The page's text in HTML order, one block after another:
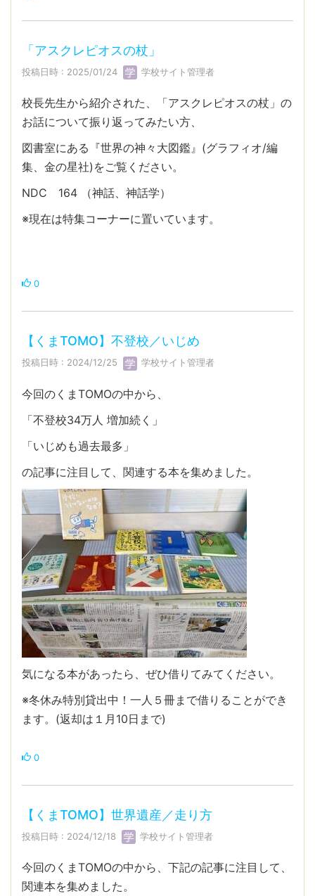
「アスクレピオスの杖」
投稿日時 : 2025/01/24 学校サイト管理者
校長先生から紹介された、「アスクレピオスの杖」の
お話について振り返ってみたい方、
図書室にある『世界の神々大図鑑』(グラフィオ/編
集、金の星社)をご覧ください。
NDC 164 （神話、神話学）
※現在は特集コーナーに置いています。
0
【くまTOMO】不登校／いじめ
投稿日時 : 2024/12/25 学校サイト管理者
今回のくまTOMOの中から、
「不登校34万人 増加続く」
「いじめも過去最多」
の記事に注目して、関連する本を集めました。
気になる本があったら、ぜひ借りてみてください。
※冬休み特別貸出中！一人５冊まで借りることができ
ます。(返却は１月10日まで)
0
【くまTOMO】世界遺産／走り方
投稿日時 : 2024/12/18 学校サイト管理者
今回のくまTOMOの中から、下記の記事に注目して、
関連本を集めました。